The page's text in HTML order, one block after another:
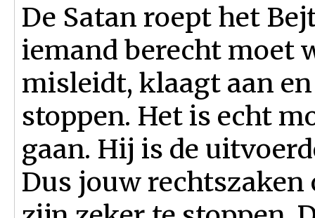
De Satan roept het
iemand berecht moet
misleidt, klaagt aan
stoppen. Het is echt
gaan. Hij is de
Dus jouw